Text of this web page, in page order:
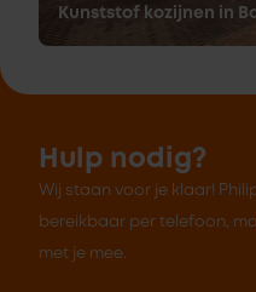
Kunststof kozijnen in
Hulp nodig?
Wij staan voor je klaar!
bereikbaar per telefoon,
met je mee.